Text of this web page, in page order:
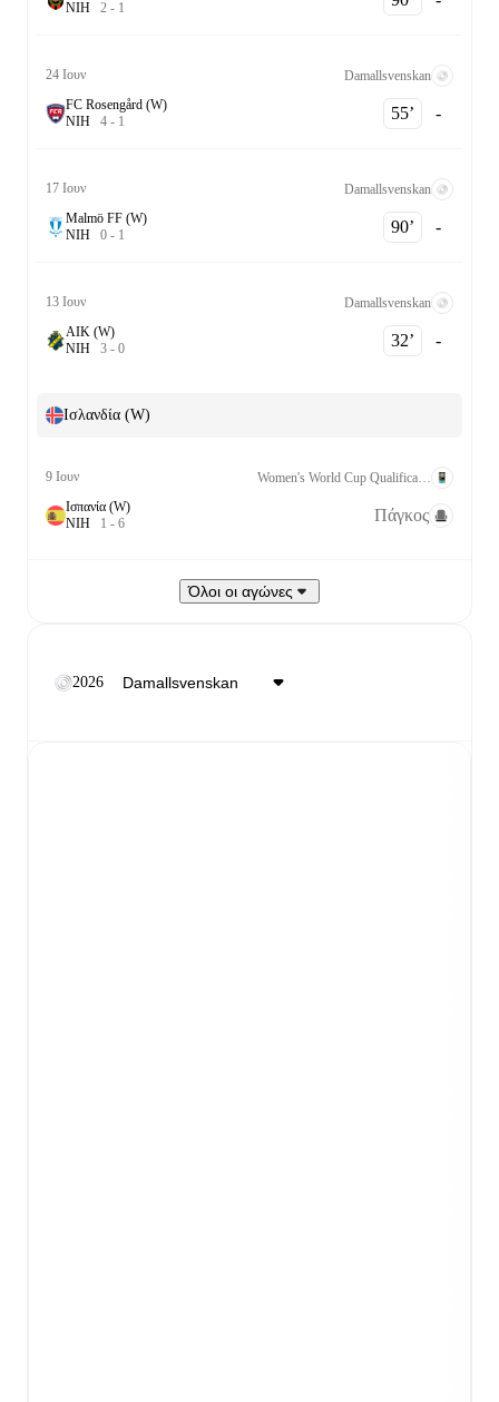
ΝΙΗ 2 - 1
24 Ιουν
Damallsvenskan
FC Rosengård (W)
ΝΙΗ 4 - 1 55‎’‎ -
17 Ιουν
Damallsvenskan
Malmö FF (W)
ΝΙΗ 0 - 1 90‎’‎ -
13 Ιουν
Damallsvenskan
AIK (W)
ΝΙΗ 3 - 0 32‎’‎ -
Ισλανδία (W)
9 Ιουν
Ισπανία (W)
ΝΙΗ 1 - 6 Πάγκος
Όλοι οι αγώνες
2026